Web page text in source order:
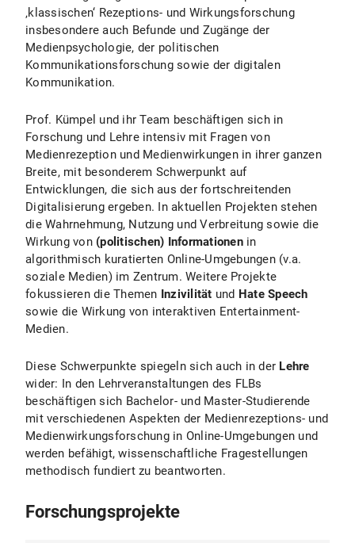
‚klassischen‘ Rezeptions- und Wirkungsforschung
insbesondere auch Befunde und Zugänge der
Medienpsychologie, der politischen
Kommunikationsforschung sowie der digitalen
Kommunikation.
Prof. Kümpel und ihr Team beschäftigen sich in
Forschung und Lehre intensiv mit Fragen von
Medienrezeption und Medienwirkungen in ihrer ganzen
Breite, mit besonderem Schwerpunkt auf
Entwicklungen, die sich aus der fortschreitenden
Digitalisierung ergeben. In aktuellen Projekten stehen
die Wahrnehmung, Nutzung und Verbreitung sowie die
Wirkung von (politischen) Informationenin
algorithmisch kuratierten Online-Umgebungen (v.a.
soziale Medien) im Zentrum. Weitere Projekte
fokussieren die Themen Inzivilität und Hate Speech
sowie die Wirkung von interaktiven Entertainment-
Medien.
Diese Schwerpunkte spiegeln sich auch in der Lehre
wider: In den Lehrveranstaltungen des FLBs
beschäftigen sich Bachelor- und Master-Studierende
mit verschiedenen Aspekten der Medienrezeptions- und
Medienwirkungsforschung in Online-Umgebungen und
werden befähigt, wissenschaftliche Fragestellungen
methodisch fundiert zu beantworten.
Forschungsprojekte